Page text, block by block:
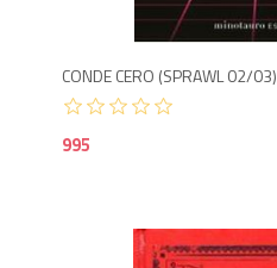
CONDE CERO (SPRAWL 02/03)
995